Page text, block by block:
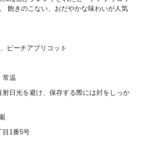
飽きのこない、おだやかな味わいが人気
ピーチアプリコット
常温
日光を避け、保存する際には封をしっか
目1番5号